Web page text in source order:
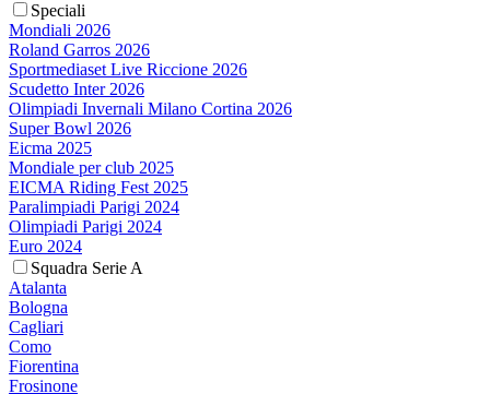
Speciali
Mondiali 2026
Roland Garros 2026
Sportmediaset Live Riccione 2026
Scudetto Inter 2026
Olimpiadi Invernali Milano Cortina 2026
Super Bowl 2026
Eicma 2025
Mondiale per club 2025
EICMA Riding Fest 2025
Paralimpiadi Parigi 2024
Olimpiadi Parigi 2024
Euro 2024
Squadra Serie A
Atalanta
Bologna
Cagliari
Como
Fiorentina
Frosinone